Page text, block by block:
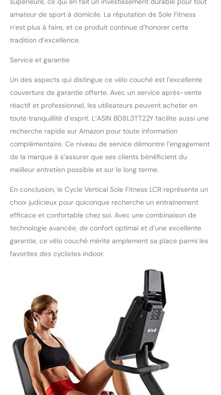
amateur de sport à domicile. La réputation de Sole Fitness
n’est plus à faire, et ce produit continue d’honorer cette
tradition d’excellence.
Service et garantie
Un des aspects qui distingue ce vélo couché est l’excellente
couverture de garantie offerte. Avec un service après-vente
réactif et professionnel, les utilisateurs peuvent acheter en
toute tranquillité d’esprit. L’ASIN B08L3TT22Y facilite aussi une
recherche rapide sur Amazon pour toute information
complémentaire. Ce niveau de service démontre l’engagement
de la marque à s’assurer que ses clients bénéficient du
meilleur entretien possible et sur le long terme.
En conclusion, le Cycle Vertical Sole Fitness LCR représente un
choix judicieux pour quiconque recherche un entraînement
efficace et confortable chez soi. Avec une combinaison de
technologie avancée, de confort optimal et d’une excellente
garantie, ce vélo couché mérite amplement sa place parmi les
favorites des cyclistes indoor.